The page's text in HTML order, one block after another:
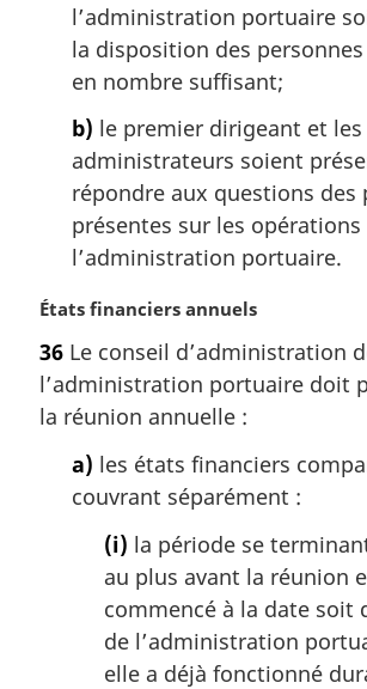
l’administration portuaire
la disposition des
en nombre suffisant;
b) le premier dirigeant et les
administrateurs soient
répondre aux questions des
présentes sur les opérations
l’administration portuaire.
N
t
e
m
États financiers annuels
36 Le conseil d’administration
l’administration portuaire doit
la réunion annuelle :
a) les états financiers
couvrant séparément :
(i) la période se
au plus avant la réunion
commencé à la date soit
de l’administration
elle a déjà fonctionné